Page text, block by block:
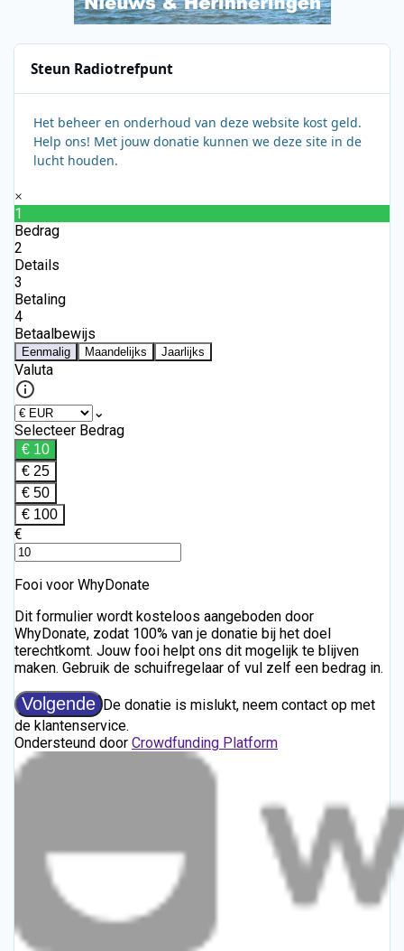
Steun Radiotrefpunt
Het beheer en onderhoud van deze website kost geld.
Help ons! Met jouw donatie kunnen we deze site in de
lucht houden.